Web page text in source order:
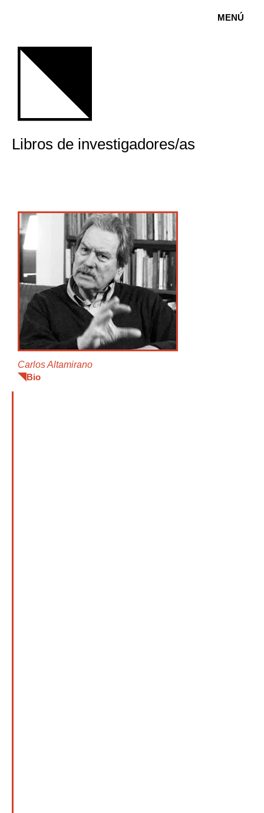
MENÚ
Libros de investigadores/as
Carlos Altamirano
Bio